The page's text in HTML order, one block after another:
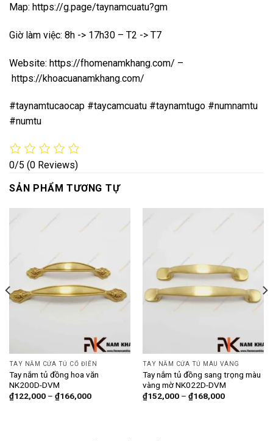
Map: https://g.page/taynamcuatu?gm
Giờ làm việc: 8h -> 17h30 – T2 -> T7
Website: https://fhomenamkhang.com/ –
https://khoacuanamkhang.com/
#taynamtucaocap #taycamcuatu #taynamtugo #numnamtu
#numtu
0/5 (0 Reviews)
SẢN PHẨM TƯƠNG TỰ
TAY NẮM CỬA TỦ CỔ ĐIỂN
Tay nắm tủ đồng hoa văn
NK200D-DVM
₫122,000– ₫166,000
TAY NẮM CỬA TỦ MÀU VÀNG
Tay nắm tủ đồng sang trọng màu
vàng mờ NK022D-DVM
₫152,000– ₫168,000